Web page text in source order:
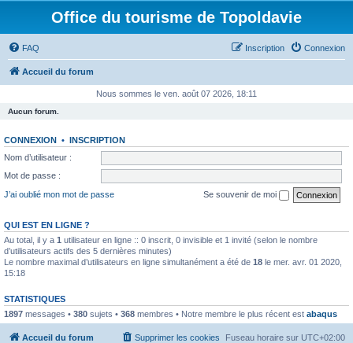
Office du tourisme de Topoldavie
FAQ Connexion
Inscription
Accueil du forum
Nous sommes le ven. août 07 2026, 18:11
Aucun forum.
CONNEXION • INSCRIPTION
Nom d’utilisateur :
Mot de passe :
J’ai oublié mon mot de passe
Se souvenir de moi
QUI EST EN LIGNE ?
Au total, il y a 1 utilisateur en ligne :: 0 inscrit, 0 invisible et 1 invité (selon le nombre
d’utilisateurs actifs des 5 dernières minutes)
Le nombre maximal d’utilisateurs en ligne simultanément a été de 18 le mer. avr. 01 2020,
15:18
STATISTIQUES
1897 messages • 380 sujets • 368 membres • Notre membre le plus récent est abaqus
Accueil du forum Fuseau horaire sur UTC+02:00
Supprimer les cookies